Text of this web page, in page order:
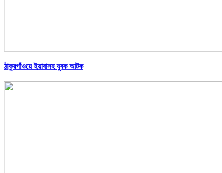
ঠাকুরগাঁওয়ে ইয়াবাসহ যুবক আটক